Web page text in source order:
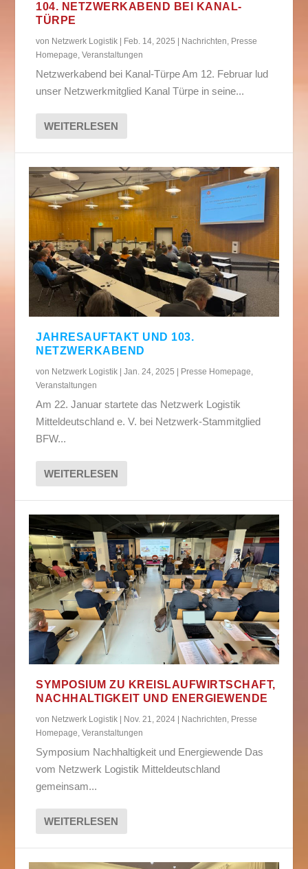
104. NETZWERKABEND BEI KANAL-
TÜRPE
von Netzwerk Logistik Feb. 14, 2025 Nachrichten, Presse
Homepage,Veranstaltungen
Netzwerkabend bei Kanal-Türpe Am 12. Februar lud
unser Netzwerkmitglied Kanal Türpe in seine...
WEITERLESEN
JAHRESAUFTAKT UND 103.
NETZWERKABEND
von Netzwerk Logistik |Jan. 24, 2025 Presse Homepage,
Veranstaltungen
Am 22. Januar startete das Netzwerk Logistik
Mitteldeutschland e. V. bei Netzwerk-Stammitglied
BFW...
WEITERLESEN
SYMPOSIUM ZU KREISLAUFWIRTSCHAFT,
NACHHALTIGKEIT UND ENERGIEWENDE
von Netzwerk Logistik Nov. 21, 2024 Nachrichten, Presse
Homepage,Veranstaltungen
Symposium Nachhaltigkeit und Energiewende Das
vom Netzwerk Logistik Mitteldeutschland
gemeinsam...
WEITERLESEN